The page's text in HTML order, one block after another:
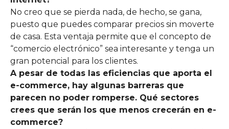
No creo que se pierda nada, de hecho, se gana,
puesto que puedes comparar precios sin moverte
de casa. Esta ventaja permite que el concepto de
“comercio electrónico” sea interesante y tenga un
gran potencial para los clientes.
A pesar de todas las eficiencias que aporta el
e-commerce, hay algunas barreras que
parecen no poder romperse. Qué sectores
crees que serán los que menos crecerán en e-
commerce?